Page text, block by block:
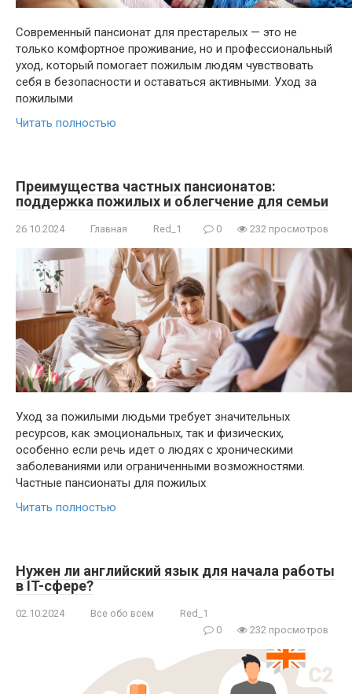
Современный пансионат для престарелых — это не
только комфортное проживание, но и профессиональный
уход, который помогает пожилым людям чувствовать
себя в безопасности и оставаться активными. Уход за
пожилыми
Читать полностью
Преимущества частных пансионатов:
поддержка пожилых и облегчение для семьи
26.10.2024 Главная Red_1 0 232 просмотров
Уход за пожилыми людьми требует значительных
ресурсов, как эмоциональных, так и физических,
особенно если речь идет о людях с хроническими
заболеваниями или ограниченными возможностями.
Частные пансионаты для пожилых
Читать полностью
Нужен ли английский язык для начала работы
в IT-сфере?
02.10.2024 Все обо всем
Red_1
0
232 просмотров